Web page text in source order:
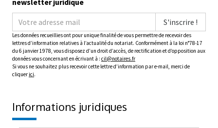
Les données recueillies ont pour unique finalité de vous permettre de recevoir des
lettres d’information relatives à l’actualité du notariat. Conformément à la loi n°78-17
du 6 janvier 1978, vous disposez d’un droit d’accès, de rectification et d’opposition aux
données vous concernant en écrivant à :cil@notaires.fr
Si vous ne souhaitez plus recevoir cette lettre d’information par e-mail, merci de
cliquerici.